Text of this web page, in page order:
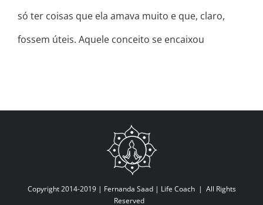
só ter coisas que ela amava muito e que, claro,
fossem úteis. Aquele conceito se encaixou
Copyright 2014-2019 | Fernanda Saad | Life Coach| All Rights
Reserved